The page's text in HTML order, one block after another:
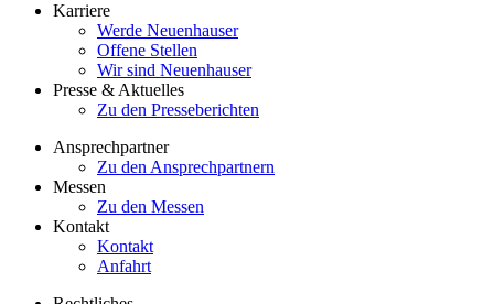
Karriere
Werde Neuenhauser
Offene Stellen
Wir sind Neuenhauser
Presse & Aktuelles
Zu den Presseberichten
Ansprechpartner
Zu den Ansprechpartnern
Messen
Zu den Messen
Kontakt
Kontakt
Anfahrt